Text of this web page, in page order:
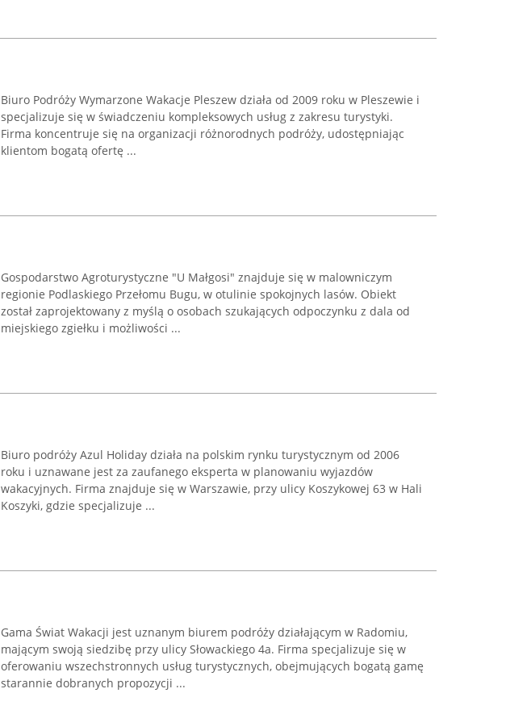
Biuro Podróży Wymarzone Wakacje Pleszew działa od 2009 roku w Pleszewie i
specjalizuje się w świadczeniu kompleksowych usług z zakresu turystyki.
Firma koncentruje się na organizacji różnorodnych podróży, udostępniając
klientom bogatą ofertę ...
Gospodarstwo Agroturystyczne "U Małgosi" znajduje się w malowniczym
regionie Podlaskiego Przełomu Bugu, w otulinie spokojnych lasów. Obiekt
został zaprojektowany z myślą o osobach szukających odpoczynku z dala od
miejskiego zgiełku i możliwości ...
Biuro podróży Azul Holiday działa na polskim rynku turystycznym od 2006
roku i uznawane jest za zaufanego eksperta w planowaniu wyjazdów
wakacyjnych. Firma znajduje się w Warszawie, przy ulicy Koszykowej 63 w Hali
Koszyki, gdzie specjalizuje ...
Gama Świat Wakacji jest uznanym biurem podróży działającym w Radomiu,
mającym swoją siedzibę przy ulicy Słowackiego 4a. Firma specjalizuje się w
oferowaniu wszechstronnych usług turystycznych, obejmujących bogatą gamę
starannie dobranych propozycji ...